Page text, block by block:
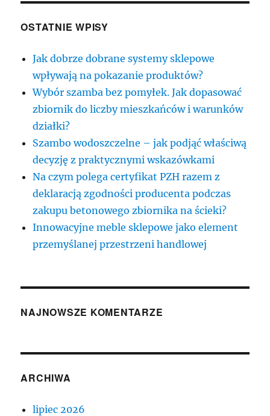
OSTATNIE WPISY
Jak dobrze dobrane systemy sklepowe
wpływają na pokazanie produktów?
Wybór szamba bez pomyłek. Jak dopasować
zbiornik do liczby mieszkańców i warunków
działki?
Szambo wodoszczelne – jak podjąć właściwą
decyzję z praktycznymi wskazówkami
Na czym polega certyfikat PZH razem z
deklaracją zgodności producenta podczas
zakupu betonowego zbiornika na ścieki?
Innowacyjne meble sklepowe jako element
przemyślanej przestrzeni handlowej
NAJNOWSZE KOMENTARZE
ARCHIWA
lipiec 2026